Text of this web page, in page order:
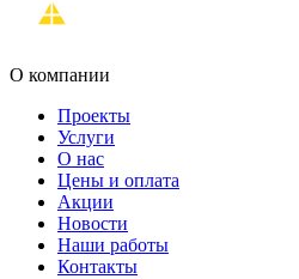
О компании
Проекты
Услуги
О нас
Цены и оплата
Акции
Новости
Наши работы
Контакты